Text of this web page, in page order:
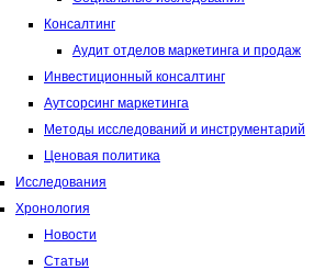
Консалтинг
Аудит отделов маркетинга и продаж
Инвестиционный консалтинг
Аутсорсинг маркетинга
Методы исследований и инструментарий
Ценовая политика
Исследования
Хронология
Новости
Статьи